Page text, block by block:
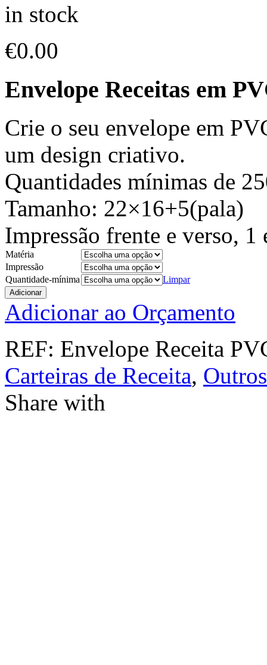
in stock
€0.00
Envelope Receitas em
Crie o seu envelope em
um design criativo.
Quantidades mínimas de
Tamanho: 22×16+5(pala)
Impressão frente e verso, 1
Matéria
Impressão
Quantidade-mínima
Limpar
Adicionar
Adicionar ao Orçamento
REF: Envelope Receita
Carteiras de Receita,
Share with